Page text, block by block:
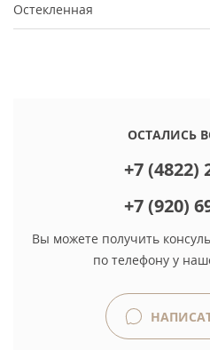
Остекленная
ОСТАЛИСЬ
+7 (4822)
+7 (920)
Вы можете получить
по телефону у